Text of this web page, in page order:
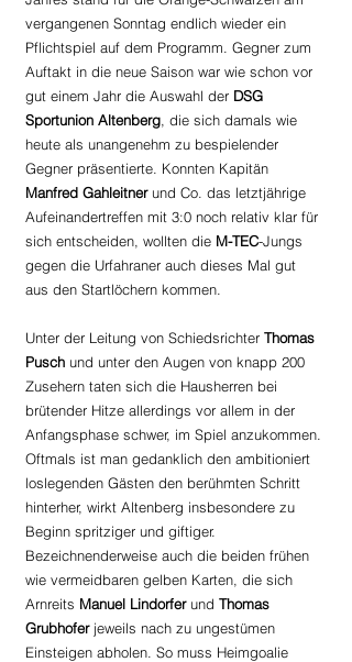
vergangenen Sonntag endlich wieder ein
Pflichtspiel auf dem Programm. Gegner zum
Auftakt in die neue Saison war wie schon vor
gut einem Jahr die Auswahl der DSG
Sportunion Altenberg, die sich damals wie
heute als unangenehm zu bespielender
Gegner präsentierte. Konnten Kapitän
Manfred Gahleitner und Co. das letztjährige
Aufeinandertreffen mit 3:0 noch relativ klar für
sich entscheiden, wollten die M-TEC-Jungs
gegen die Urfahraner auch dieses Mal gut
aus den Startlöchern kommen.
Unter der Leitung von Schiedsrichter Thomas
Pusch und unter den Augen von knapp 200
Zusehern taten sich die Hausherren bei
brütender Hitze allerdings vor allem in der
Anfangsphase schwer, im Spiel anzukommen.
Oftmals ist man gedanklich den ambitioniert
loslegenden Gästen den berühmten Schritt
hinterher, wirkt Altenberg insbesondere zu
Beginn spritziger und giftiger.
Bezeichnenderweise auch die beiden frühen
wie vermeidbaren gelben Karten, die sich
Arnreits Manuel Lindorfer und Thomas
Grubhofer jeweils nach zu ungestümen
Einsteigen abholen. So muss Heimgoalie